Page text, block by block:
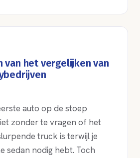
van het vergelijken van
auto op de stoep
zonder te vragen of het
truck is terwijl je
sedan nodig hebt. Toch